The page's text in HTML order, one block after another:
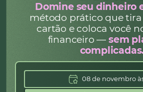
Domine seu dinheiro
método prático que
cartão e coloca você
financeiro — sem
08 de novembro